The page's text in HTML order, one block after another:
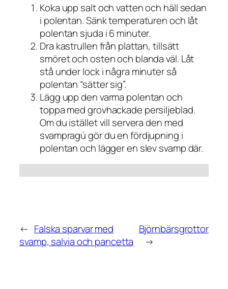
Koka upp salt och vatten och häll sedan
i polentan. Sänk temperaturen och låt
polentan sjuda i 6 minuter.
Dra kastrullen från plattan, tillsätt
smöret och osten och blanda väl. Låt
stå under lock i några minuter så
polentan “sätter sig”.
Lägg upp den varma polentan och
toppa med grovhackade persiljeblad.
Om du istället vill servera den med
svampragú gör du en fördjupning i
polentan och lägger en slev svamp där.
← Falska sparvar med
svamp, salvia och pancetta
Björnbärsgrottor
→